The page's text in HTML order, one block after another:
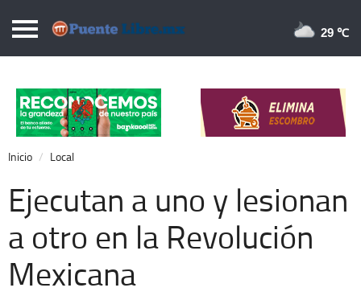
Puentelibre.mx
Local
Nacional
Opinión
Cronos
Economía
Espectáculos
29 ℃
Inicio Local
Ejecutan a uno y lesionan
a otro en la Revolución
Mexicana